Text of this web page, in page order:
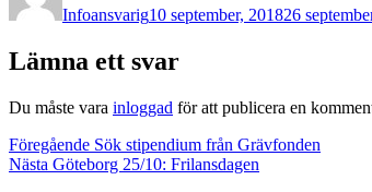
Infoansvarig10 september, 201826
Lämna ett svar
Du måste vara inloggad för att publicera en
Inläggsnavigering
Föregående Föregående
inlägg:
Sök stipendium från Grävfonden
Nästa Nästa
Göteborg 25/10: Frilansdagen